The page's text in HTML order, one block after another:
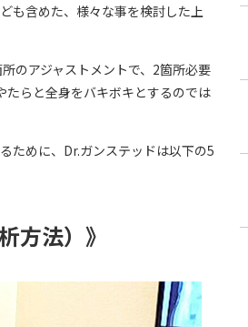
も含めた、様々な事を検討した上
のアジャストメントで、2箇所必要
たらと全身をバキボキとするのでは
ために、Dr.ガンステッドは以下の5
方法）》